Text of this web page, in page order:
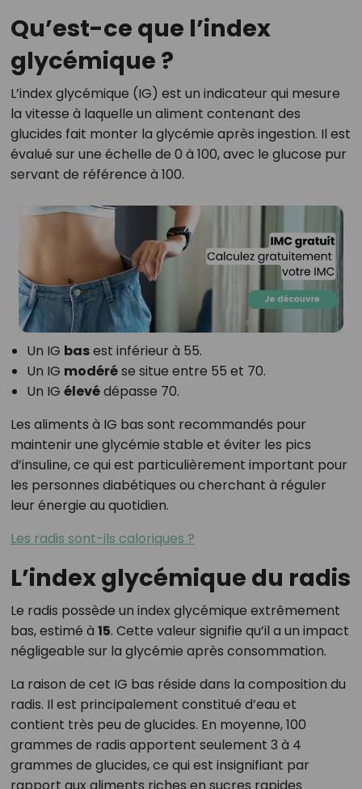
Qu’est-ce que l’index
glycémique ?
L’index glycémique (IG) est un indicateur qui mesure
la vitesse à laquelle un aliment contenant des
glucides fait monter la glycémie après ingestion. Il est
évalué sur une échelle de 0 à 100, avec le glucose pur
servant de référence à 100.
Un IG basest inférieur à 55.
Un IG modérése situe entre 55 et 70.
Un IG élevédépasse 70.
Les aliments à IG bas sont recommandés pour
maintenir une glycémie stable et éviter les pics
d’insuline, ce qui est particulièrement important pour
les personnes diabétiques ou cherchant à réguler
leur énergie au quotidien.
Les radis sont-ils caloriques ?
L’index glycémique du radis
Le radis possède un index glycémique extrêmement
bas, estimé à 15. Cette valeur signifie qu’il a un impact
négligeable sur la glycémie après consommation.
La raison de cet IG bas réside dans la composition du
radis. Il est principalement constitué d’eau et
contient très peu de glucides. En moyenne, 100
grammes de radis apportent seulement 3 à 4
grammes de glucides, ce qui est insignifiant par